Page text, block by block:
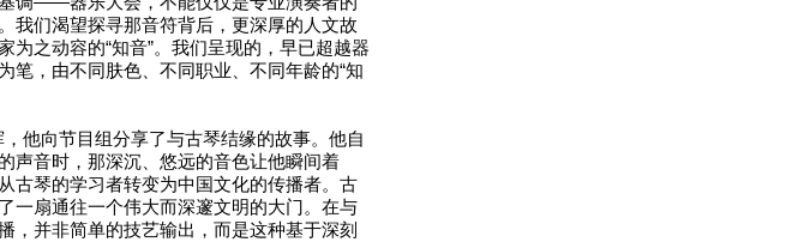
我们渴望探寻那音符背后，更深厚的人文故
之动容的“知音”。我们呈现的，早已超越器
笔，由不同肤色、不同职业、不同年龄的“知
他向节目组分享了与古琴结缘的故事。他自
声音时，那深沉、悠远的音色让他瞬间着
古琴的学习者转变为中国文化的传播者。古
一扇通往一个伟大而深邃文明的大门。在与
，并非简单的技艺输出，而是这种基于深刻